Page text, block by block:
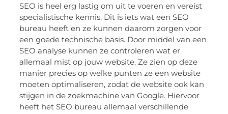
SEO is heel erg lastig om uit te voeren en vereist
specialistische kennis. Dit is iets wat een SEO
bureau heeft en ze kunnen daarom zorgen voor
een goede technische basis. Door middel van een
SEO analyse kunnen ze controleren wat er
allemaal mist op jouw website. Ze zien op deze
manier precies op welke punten ze een website
moeten optimaliseren, zodat de website ook kan
stijgen in de zoekmachine van Google. Hiervoor
heeft het SEO bureau allemaal verschillende